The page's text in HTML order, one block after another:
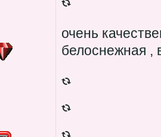
очень
белоснежная ,